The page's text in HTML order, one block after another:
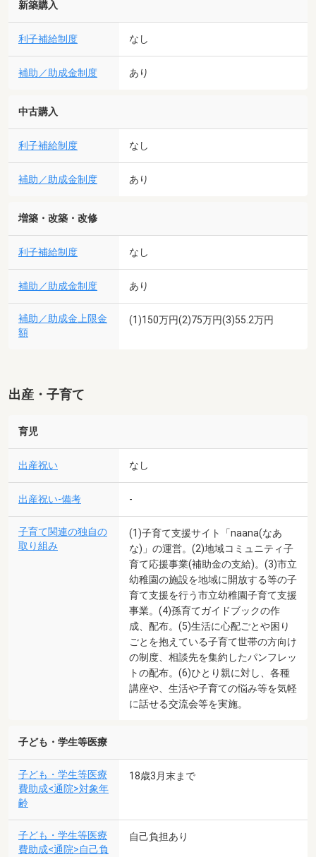
新築購入
利子補給制度 なし
補助／助成金制度 あり
中古購入
利子補給制度 なし
補助／助成金制度 あり
増築・改築・改修
利子補給制度 なし
補助／助成金制度 あり
補助／助成金上限金
額
(1)150万円(2)75万円(3)55.2万円
出産・子育て
育児
出産祝い なし
出産祝い-備考 -
子育て関連の独自の
取り組み
(1)子育て支援サイト「naana(なあ
な)」の運営。(2)地域コミュニティ子
育て応援事業(補助金の支給)。(3)市立
幼稚園の施設を地域に開放する等の子
育て支援を行う市立幼稚園子育て支援
事業。(4)孫育てガイドブックの作
成、配布。(5)生活に心配ごとや困り
ごとを抱えている子育て世帯の方向け
の制度、相談先を集約したパンフレッ
トの配布。(6)ひとり親に対し、各種
講座や、生活や子育ての悩み等を気軽
に話せる交流会等を実施。
子ども・学生等医療
子ども・学生等医療
費助成<通院>対象年
齢
18歳3月末まで
子ども・学生等医療
費助成<通院>自己負
自己負担あり